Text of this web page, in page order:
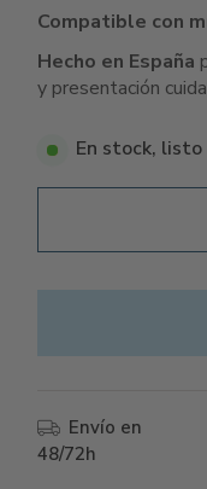
Compatible con
Hecho en España
y presentación
En stock, listo
Envío en
48/72h